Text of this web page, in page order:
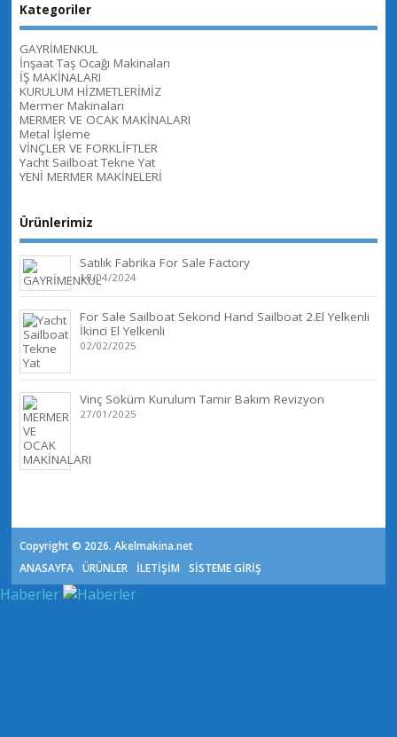
Kategoriler
GAYRİMENKUL
İnşaat Taş Ocağı Makinaları
İŞ MAKİNALARI
KURULUM HİZMETLERİMİZ
Mermer Makinaları
MERMER VE OCAK MAKİNALARI
Metal İşleme
VİNÇLER VE FORKLİFTLER
Yacht Sailboat Tekne Yat
YENİ MERMER MAKİNELERİ
Ürünlerimiz
Satılık Fabrika For Sale Factory
18/04/2024
For Sale Sailboat Sekond Hand Sailboat 2.El Yelkenli
İkinci El Yelkenli
02/02/2025
Vinç Söküm Kurulum Tamir Bakım Revizyon
27/01/2025
Copyright © 2026. Akelmakina.net
ANASAYFA ÜRÜNLER İLETİŞİM SİSTEME GİRİŞ
Haberler